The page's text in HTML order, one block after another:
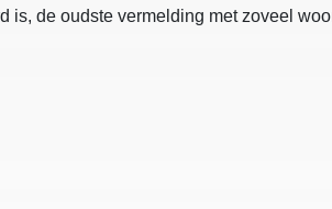
is, de oudste vermelding met zoveel